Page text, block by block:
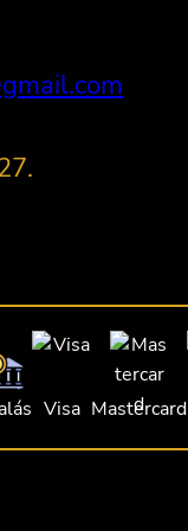
Visa Mastercard